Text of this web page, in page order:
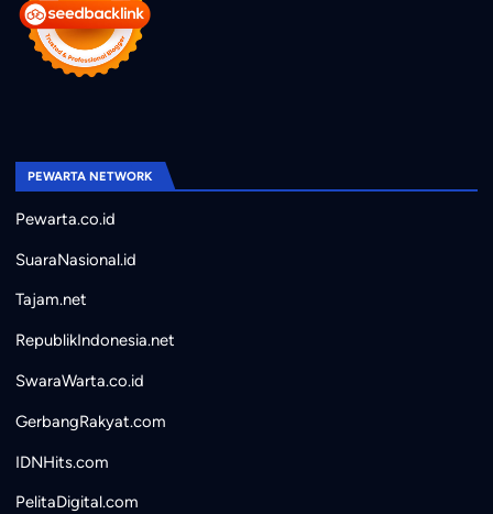
PEWARTA NETWORK
Pewarta.co.id
SuaraNasional.id
Tajam.net
RepublikIndonesia.net
SwaraWarta.co.id
GerbangRakyat.com
IDNHits.com
PelitaDigital.com